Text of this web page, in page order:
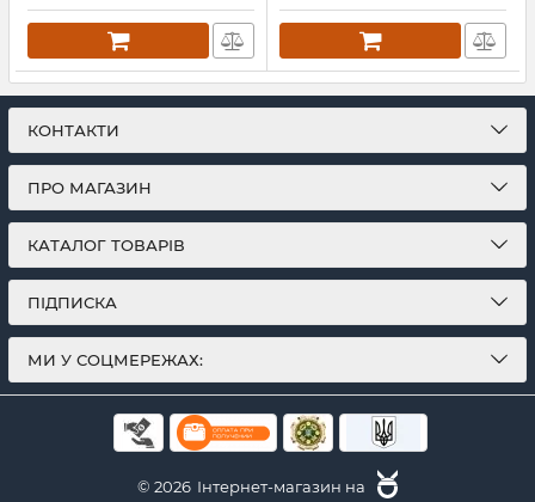
КОНТАКТИ
ПРО МАГАЗИН
КАТАЛОГ ТОВАРІВ
ПІДПИСКА
МИ У СОЦМЕРЕЖАХ:
© 2026 Інтернет-магазин на